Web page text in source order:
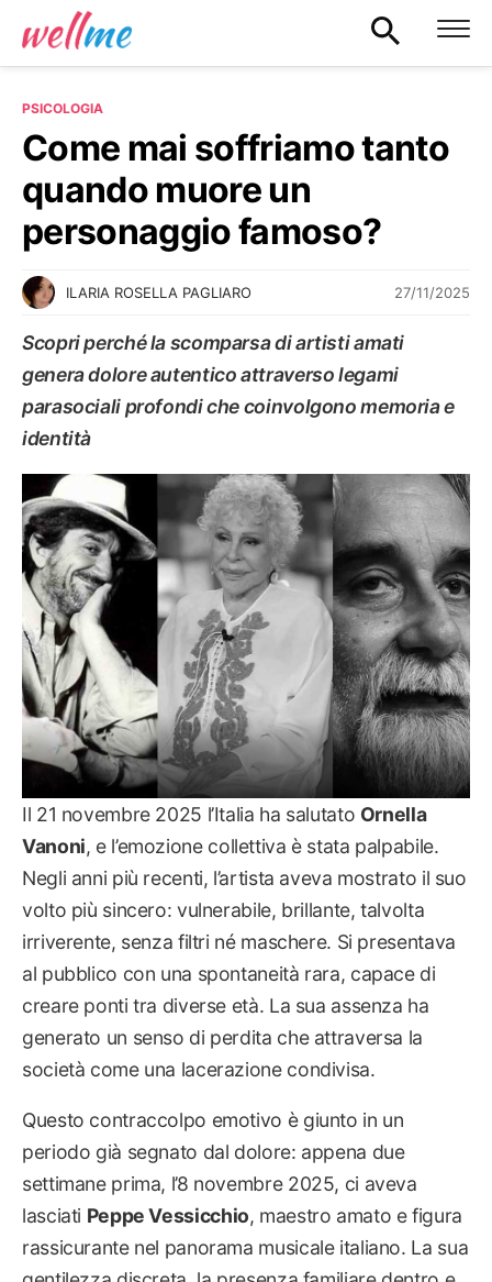
PSICOLOGIA
Come mai soffriamo tanto
quando muore un
personaggio famoso?
ILARIA ROSELLA PAGLIARO 27/11/2025
Scopri perché la scomparsa di artisti amati
genera dolore autentico attraverso legami
parasociali profondi che coinvolgono memoria e
identità
PSICOLOGIA
Il 21 novembre 2025 l’Italia ha salutato Ornella
Vanoni, e l’emozione collettiva è stata palpabile.
Negli anni più recenti, l’artista aveva mostrato il suo
volto più sincero: vulnerabile, brillante, talvolta
irriverente, senza filtri né maschere. Si presentava
al pubblico con una spontaneità rara, capace di
creare ponti tra diverse età. La sua assenza ha
generato un senso di perdita che attraversa la
società come una lacerazione condivisa.
Questo contraccolpo emotivo è giunto in un
periodo già segnato dal dolore: appena due
settimane prima, l’8 novembre 2025, ci aveva
lasciati Peppe Vessicchio, maestro amato e figura
rassicurante nel panorama musicale italiano. La sua